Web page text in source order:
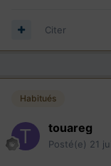
Citer
Habitués
touareg
Posté(e) 21